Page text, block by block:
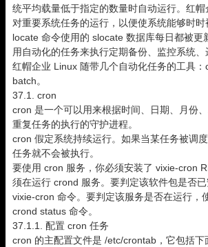
统平均载量低于指定的数量时自动运行。红
对重要系统任务的运行，以便使系统能够时
locate 命令使用的 slocate 数据库每日都被更
用自动化的任务来执行定期备份、监控系统、
红帽企业 Linux 随带几个自动化任务的工具
batch。
37.1. cron
cron 是一个可以用来根据时间、日期、月份
重复任务的执行的守护进程。
cron 假定系统持续运行。如果当某任务被调
任务就不会被执行。
要使用 cron 服务，你必须安装了 vixie-cron
须在运行 crond 服务。要判定该软件包是否
vixie-cron 命令。要判定该服务是否在运行，
crond status 命令。
37.1.1. 配置 cron 任务
cron 的主配置文件是 /etc/crontab，它包括下